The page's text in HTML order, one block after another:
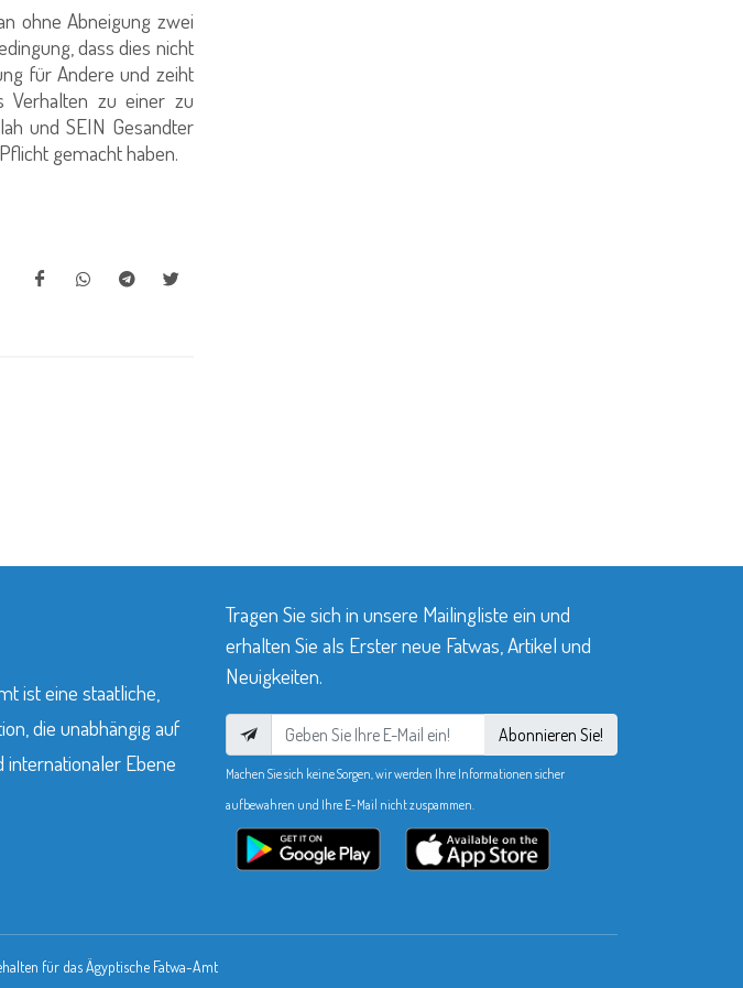
ohne Abneigung zwei
dass dies nicht
für Andere und zeiht
Verhalten zu einer zu
und SEIN Gesandter
gemacht haben.
ist eine staatliche,
die unabhängig auf
internationaler Ebene
Tragen Sie sich in unsere Mailingliste ein und
erhalten Sie als Erster neue Fatwas, Artikel und
Neuigkeiten.
Abonnieren Sie!
Machen Sie sich keine Sorgen, wir werden Ihre Informationen sicher
aufbewahren und Ihre E-Mail nicht zuspammen.
für das Ägyptische Fatwa-Amt